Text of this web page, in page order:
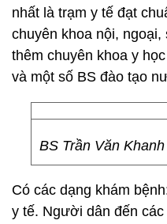
nhất là trạm y tế đạt
chuyên khoa nội,
thêm chuyên khoa y
và một số BS đào tạo
BS Trần Văn
Có các dạng khám
y tế. Người dân đến